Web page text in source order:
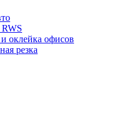
оклейка офисов
резка